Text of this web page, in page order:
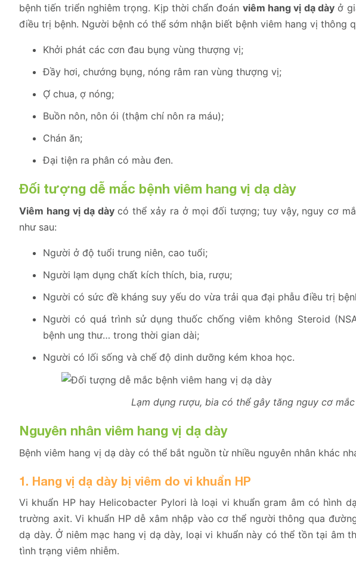
bệnh tiến triển nghiêm trọng. Kịp thời chẩn đoán viêm hang vị dạ dày ở
điều trị bệnh. Người bệnh có thể sớm nhận biết bệnh viêm hang vị thông
Khởi phát các cơn đau bụng vùng thượng vị;
Đầy hơi, chướng bụng, nóng râm ran vùng thượng vị;
Ợ chua, ợ nóng;
Buồn nôn, nôn ói (thậm chí nôn ra máu);
Chán ăn;
Đại tiện ra phân có màu đen.
Đối tượng dễ mắc bệnh viêm hang vị dạ dày
Viêm hang vị dạ dàycó thể xảy ra ở mọi đối tượng; tuy vậy, nguy cơ
như sau:
Người ở độ tuổi trung niên, cao tuổi;
Người lạm dụng chất kích thích, bia, rượu;
Người có sức đề kháng suy yếu do vừa trải qua đại phẫu điều trị
Người có quá trình sử dụng thuốc chống viêm không Steroid
bệnh ung thư… trong thời gian dài;
Người có lối sống và chế độ dinh dưỡng kém khoa học.
Lạm dụng rượu, bia có thể gây tăng nguy cơ
Nguyên nhân viêm hang vị dạ dày
Bệnh viêm hang vị dạ dày có thể bắt nguồn từ nhiều nguyên nhân khác
1. Hang vị dạ dày bị viêm do vi khuẩn HP
Vi khuẩn HP hay Helicobacter Pylori là loại vi khuẩn gram âm có hình
trường axit. Vi khuẩn HP dễ xâm nhập vào cơ thể người thông qua
dạ dày. Ở niêm mạc hang vị dạ dày, loại vi khuẩn này có thể tồn tại âm
tình trạng viêm nhiễm.